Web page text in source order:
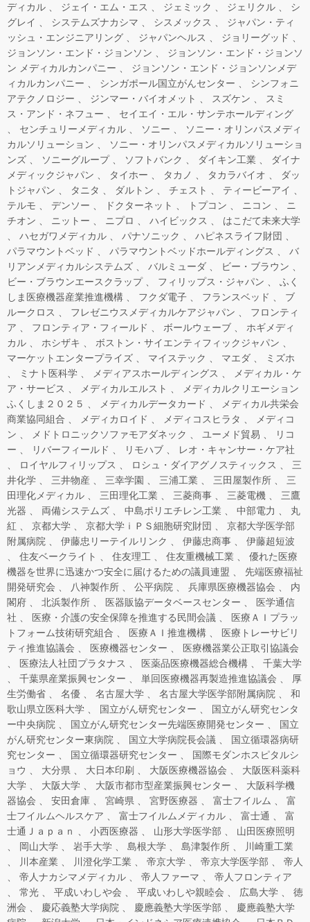
ディカル ジェイ・エム・エス ジェミック ジェリクル
シ
グレイ
システムズナカシマ シスメックス
ジャパン・ティ
ッシュ・エンジニアリング
ジャパンヘルス
ジョリーグッド
ジョンソン・エンド・ジョンソン
ジョンソン・エンド・ジョンソ
ン メディカルカンパニー
ジョンソン・エンド・ジョンソンメデ
ィカルカンパニー
シンガポール国立がんセンター
シンフォニ
アテクノロジー
ジンマー・バイオメット スズケン
スミ
ス・アンド・ネフュー
セイエイ・エル・サンテホールディング
センチュリーメディカル
ソニー
ソニー・オリンパスメディ
カルソリューション
ソニー・オリンパスメディカルソリューショ
ンズ
ソニーグループ ソフトバンク ダイキン工業
ダイナ
メディックジャパン
タイホー タカノ タカラバイオ
ダッ
トジャパン
タニタ ダルトン チェスト
ティービーアイ
テルモ
デンソー ドクターネット トプコン ニコン
ニ
チオン
ニットー ニプロ ハイビックス
はこだて未来大学
ハセガワメディカル
パナソニック
ハピネスライフ財団
パラマウントベッド
パラマウントベッドホールディングス
バ
リアンメディカルシステムズ
バルミューダ
ビー・ブラウン
ビー・ブラウンエースクラップ
フィリップス・ジャパン
ふく
しま医療機器産業推進機構
フクダ電子 フランスベッド
ブ
ルークロス
フレゼニウスメディカルケアジャパン
フロンティ
ア
フロンティア・フィールド ボールウェーブ
ホギメディ
カル
ホシザキ
ボストン・サイエンティフィックジャパン
マーケットエンタープライズ
マイステック マエダ
ミズホ
ミナト医科学
メディアスホールディングス
メディカル・ケ
ア・サービス
メディカルエルスト
メディカルクリエーション
ふくしま２０２５
メディカルデータカード
メディカル共栄会
商業協同組合
メディカロイド メディコスヒラタ
メディコ
ン
メドトロニックソファモアダネック ユーメド貿易
リコ
ー
リバーフィールド リモハブ
レオ・キャンサー・ケア社
ロイヤルフィリップス
ロシュ・ダイアグノスティックス
三
井化学
三井物産 三幸学園 三浦工業 三田屋製作所
三
田理化メディカル
三田理化工業 三菱商事 三菱電機
三鷹
光器
両備システムズ 中島ポリエチレン工業 中部電力
丸
紅
京都大学 京都大学ｉＰＳ細胞研究財団
京都大学医学部
附属病院
伊藤忠リーテイルリンク 伊藤忠商事
伊藤超短波
住友ベークライト
住友理工 住友重機械工業
優れた医療
機器を世界に迅速かつ安全に届けるための議員連盟
先端医療福祉
開発研究会
八神製作所 公平病院 兵庫県医療機器協会
内
閣府
北浜製作所 医器販協データベースセンター
医学通信
社
医療・介護の安全保障を推進する民間会議
医療ＡＩプラッ
トフォーム技術研究組合
医療ＡＩ推進機構
医療トレーサビリ
ティ推進協議会
医療機器センター
医療機器業公正取引協議会
医療法人社団プラタナス
医薬品医療機器総合機構
千葉大学
千葉県産業振興センター
単回医療機器再製造推進協議会
厚
生労働省
名優 名古屋大学 名古屋大学医学部附属病院
和
歌山県立医科大学
国立がん研究センター
国立がん研究センタ
ー中央病院
国立がん研究センター先端医療開発センター
国立
がん研究センター東病院
国立大学病院長会議
国立循環器病研
究センター
国立循環器研究センター
国際モダンホスピタルシ
ョウ
大分県 大日本印刷 大阪医療機器協会
大阪医科薬科
大学
大阪大学 大阪市都市型産業振興センター
大阪科学機
器協会
安田倉庫 宮崎県 宮野医療器 富士フイルム
富
士フイルムヘルスケア
富士フイルムメディカル 富士通
富
士通Ｊａｐａｎ
小西医療器 山形大学医学部
山田医療照明
岡山大学
岩手大学 島根大学 島津製作所
川崎重工業
川本産業
川澄化学工業 帝京大学 帝京大学医学部
帝人
帝人ナカシマメディカル
帝人ファーマ
帝人フロンティア
常光
平成いわしや会 平成いわしや親睦会 広島大学
徳
洲会
慶応義塾大学病院 慶應義塾大学医学部
慶應義塾大学